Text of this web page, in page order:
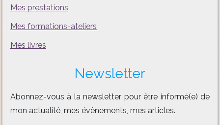
Mes prestations
Mes formations-ateliers
Mes livres
Newsletter
Abonnez-vous à la newsletter pour être informé(e) de
mon actualité, mes évènements, mes articles.